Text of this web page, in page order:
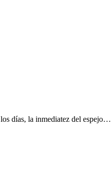
días, la inmediatez del espejo…